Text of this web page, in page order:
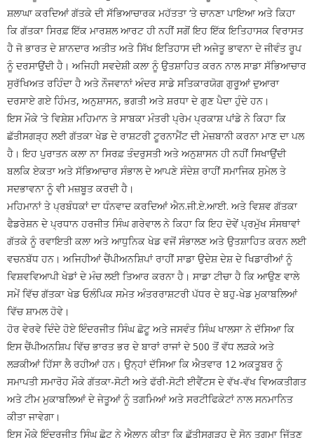
ਸ਼ਲਾਘਾ ਕਰਦਿਆਂ ਗੱਤਕੇ ਦੀ ਸੱਭਿਆਚਾਰਕ ਮਹੱਤਤਾ ‘ਤੇ ਚਾਨਣਾ ਪਾਇਆ ਅਤੇ ਕਿਹਾ
ਕਿ ਗੱਤਕਾ ਸਿਰਫ਼ ਇੱਕ ਮਾਰਸ਼ਲ ਆਰਟ ਹੀ ਨਹੀਂ ਸਗੋਂ ਇਹ ਇੱਕ ਇਤਿਹਾਸਕ ਵਿਰਾਸਤ
ਹੈ ਜੋ ਭਾਰਤ ਦੇ ਸ਼ਾਨਦਾਰ ਅਤੀਤ ਅਤੇ ਸਿੱਖ ਇਤਿਹਾਸ ਦੀ ਅਜੇਤੂ ਭਾਵਨਾ ਦੇ ਜੀਵੰਤ ਰੂਪ
ਨੂੰ ਦਰਸਾਉਂਦੀ ਹੈ। ਅਜਿਹੀ ਸਵਦੇਸ਼ੀ ਕਲਾ ਨੂੰ ਉਤਸ਼ਾਹਿਤ ਕਰਨ ਨਾਲ ਸਾਡਾ ਸੱਭਿਆਚਾਰ
ਸੁਰੱਖਿਅਤ ਰਹਿੰਦਾ ਹੈ ਅਤੇ ਨੌਜਵਾਨਾਂ ਅੰਦਰ ਸਾਡੇ ਸਤਿਕਾਰਯੋਗ ਗੁਰੂਆਂ ਦੁਆਰਾ
ਦਰਸਾਏ ਗਏ ਹਿੰਮਤ, ਅਨੁਸ਼ਾਸਨ, ਭਗਤੀ ਅਤੇ ਸ਼ਰਧਾ ਦੇ ਗੁਣ ਪੈਦਾ ਹੁੰਦੇ ਹਨ।
ਇਸ ਮੌਕੇ ‘ਤੇ ਵਿਸ਼ੇਸ਼ ਮਹਿਮਾਨ ਤੇ ਸਾਬਕਾ ਮੰਤਰੀ ਪ੍ਰੇਮ ਪ੍ਰਕਾਸ਼ ਪਾਂਡੇ ਨੇ ਕਿਹਾ ਕਿ
ਛੱਤੀਸਗੜ੍ਹ ਲਈ ਗੱਤਕਾ ਖੇਡ ਦੇ ਰਾਸ਼ਟਰੀ ਟੂਰਨਾਮੈਂਟ ਦੀ ਮੇਜ਼ਬਾਨੀ ਕਰਨਾ ਮਾਣ ਦਾ ਪਲ
ਹੈ। ਇਹ ਪੁਰਾਤਨ ਕਲਾ ਨਾ ਸਿਰਫ਼ ਤੰਦਰੁਸਤੀ ਅਤੇ ਅਨੁਸ਼ਾਸਨ ਹੀ ਨਹੀਂ ਸਿਖਾਉਂਦੀ
ਬਲਕਿ ਏਕਤਾ ਅਤੇ ਸੱਭਿਆਚਾਰ ਸੰਭਾਲ ਦੇ ਆਪਣੇ ਸੰਦੇਸ਼ ਰਾਹੀਂ ਸਮਾਜਿਕ ਸੁਮੇਲ ਤੇ
ਸਦਭਾਵਨਾ ਨੂੰ ਵੀ ਮਜ਼ਬੂਤ ਕਰਦੀ ਹੈ।
ਮਹਿਮਾਨਾਂ ਤੇ ਪ੍ਰਬੰਧਕਾਂ ਦਾ ਧੰਨਵਾਦ ਕਰਦਿਆਂ ਐਨ.ਜੀ.ਏ.ਆਈ. ਅਤੇ ਵਿਸ਼ਵ ਗੱਤਕਾ
ਫੈਡਰੇਸ਼ਨ ਦੇ ਪ੍ਰਧਾਨ ਹਰਜੀਤ ਸਿੰਘ ਗਰੇਵਾਲ ਨੇ ਕਿਹਾ ਕਿ ਇਹ ਦੋਵੇਂ ਪ੍ਰਮੁੱਖ ਸੰਸਥਾਵਾਂ
ਗੱਤਕੇ ਨੂੰ ਰਵਾਇਤੀ ਕਲਾ ਅਤੇ ਆਧੁਨਿਕ ਖੇਡ ਵਜੋਂ ਸੰਭਾਲਣ ਅਤੇ ਉਤਸ਼ਾਹਿਤ ਕਰਨ ਲਈ
ਵਚਨਬੱਧ ਹਨ। ਅਜਿਹੀਆਂ ਚੈਂਪੀਅਨਸ਼ਿਪਾਂ ਰਾਹੀਂ ਸਾਡਾ ਉਦੇਸ਼ ਦੇਸ਼ ਦੇ ਖਿਡਾਰੀਆਂ ਨੂੰ
ਵਿਸ਼ਵਵਿਆਪੀ ਖੇਡਾਂ ਦੇ ਮੰਚ ਲਈ ਤਿਆਰ ਕਰਨਾ ਹੈ। ਸਾਡਾ ਟੀਚਾ ਹੈ ਕਿ ਆਉਣ ਵਾਲੇ
ਸਮੇਂ ਵਿੱਚ ਗੱਤਕਾ ਖੇਡ ਓਲੰਪਿਕ ਸਮੇਤ ਅੰਤਰਰਾਸ਼ਟਰੀ ਪੱਧਰ ਦੇ ਬਹੁ-ਖੇਡ ਮੁਕਾਬਲਿਆਂ
ਵਿੱਚ ਸ਼ਾਮਲ ਹੋਵੇ।
ਹੋਰ ਵੇਰਵੇ ਦਿੰਦੇ ਹੋਏ ਇੰਦਰਜੀਤ ਸਿੰਘ ਛੋਟੂ ਅਤੇ ਜਸਵੰਤ ਸਿੰਘ ਖਾਲਸਾ ਨੇ ਦੱਸਿਆ ਕਿ
ਇਸ ਚੈਂਪੀਅਨਸ਼ਿਪ ਵਿੱਚ ਭਾਰਤ ਭਰ ਦੇ ਬਾਰਾਂ ਰਾਜਾਂ ਦੇ 500 ਤੋਂ ਵੱਧ ਲੜਕੇ ਅਤੇ
ਲੜਕੀਆਂ ਹਿੱਸਾ ਲੈ ਰਹੀਆਂ ਹਨ। ਉਨ੍ਹਾਂ ਦੱਸਿਆ ਕਿ ਐਤਵਾਰ 12 ਅਕਤੂਬਰ ਨੂੰ
ਸਮਾਪਤੀ ਸਮਾਰੋਹ ਮੌਕੇ ਗੱਤਕਾ-ਸੋਟੀ ਅਤੇ ਫੱਰੀ-ਸੋਟੀ ਈਵੈਂਟਸ ਦੇ ਵੱਖ-ਵੱਖ ਵਿਅਕਤੀਗਤ
ਅਤੇ ਟੀਮ ਮੁਕਾਬਲਿਆਂ ਦੇ ਜੇਤੂਆਂ ਨੂੰ ਤਗਮਿਆਂ ਅਤੇ ਸਰਟੀਫਿਕੇਟਾਂ ਨਾਲ ਸਨਮਾਨਿਤ
ਕੀਤਾ ਜਾਵੇਗਾ।
ਇਸ ਮੌਕੇ ਇੰਦਰਜੀਤ ਸਿੰਘ ਛੋਟੂ ਨੇ ਐਲਾਨ ਕੀਤਾ ਕਿ ਛੱਤੀਸਗੜ੍ਹ ਦੇ ਸੋਨ ਤਗਮਾ ਜਿੱਤਣ